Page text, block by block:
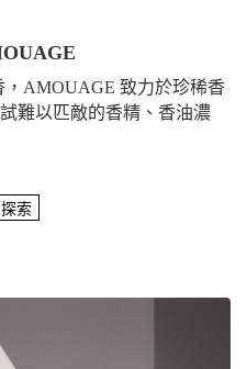
AMOUAGE 致力於珍稀香
難以匹敵的香精、香油濃